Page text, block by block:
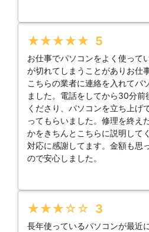
★★★★★ 5
お仕事でパソコンをよく使って
が切れてしまうことがありお仕
こちらの業者に連絡を入れてパ
ました。電話をしてから30分前
くださり、パソコンを立ち上げ
ってもらいました。修理を終え
かをきちんとこちらに説明して
対応に感謝してます。金額も思
ので安心しました。
★★★★★ 3
長年使っているパソコンが最近